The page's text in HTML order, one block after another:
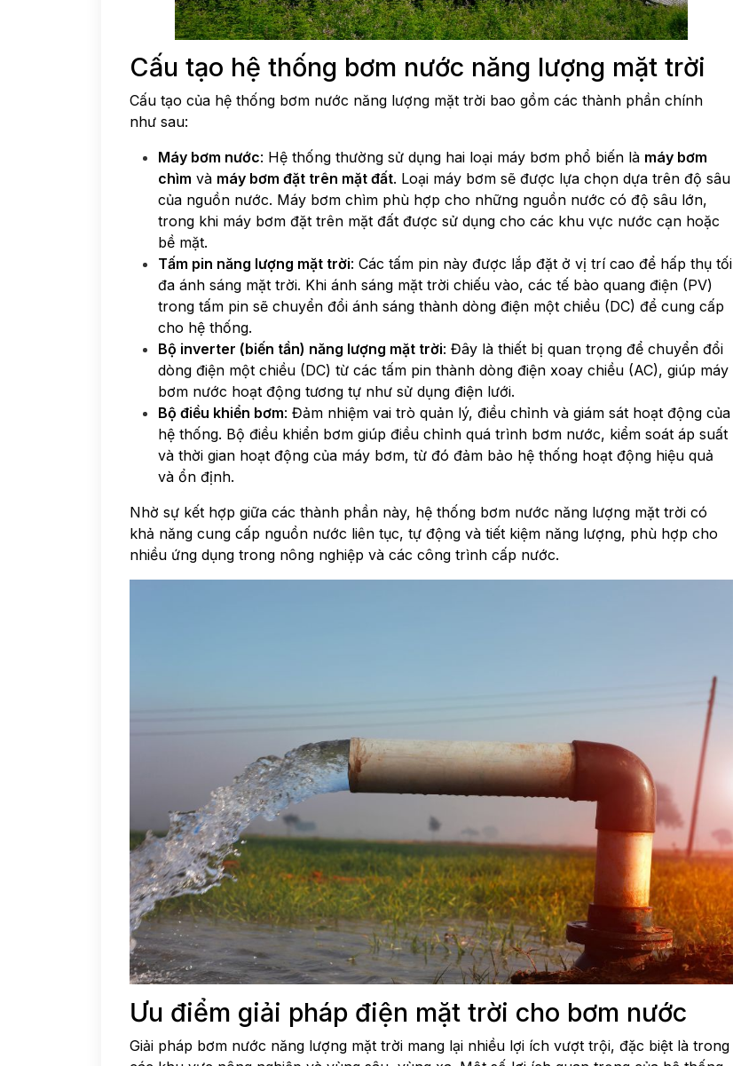
Cấu tạo hệ thống bơm nước năng lượng mặt trời
Cấu tạo của hệ thống bơm nước năng lượng mặt trời bao gồm các thành phần chính
như sau:
Máy bơm nước: Hệ thống thường sử dụng hai loại máy bơm phổ biến là máy bơm
chìm và máy bơm đặt trên mặt đất. Loại máy bơm sẽ được lựa chọn dựa trên độ sâu
của nguồn nước. Máy bơm chìm phù hợp cho những nguồn nước có độ sâu lớn,
trong khi máy bơm đặt trên mặt đất được sử dụng cho các khu vực nước cạn hoặc
bề mặt.
Tấm pin năng lượng mặt trời: Các tấm pin này được lắp đặt ở vị trí cao để hấp thụ tối
đa ánh sáng mặt trời. Khi ánh sáng mặt trời chiếu vào, các tế bào quang điện (PV)
trong tấm pin sẽ chuyển đổi ánh sáng thành dòng điện một chiều (DC) để cung cấp
cho hệ thống.
Bộ inverter (biến tần) năng lượng mặt trời: Đây là thiết bị quan trọng để chuyển đổi
dòng điện một chiều (DC) từ các tấm pin thành dòng điện xoay chiều (AC), giúp máy
bơm nước hoạt động tương tự như sử dụng điện lưới.
Bộ điều khiển bơm: Đảm nhiệm vai trò quản lý, điều chỉnh và giám sát hoạt động của
hệ thống. Bộ điều khiển bơm giúp điều chỉnh quá trình bơm nước, kiểm soát áp suất
và thời gian hoạt động của máy bơm, từ đó đảm bảo hệ thống hoạt động hiệu quả
và ổn định.
Nhờ sự kết hợp giữa các thành phần này, hệ thống bơm nước năng lượng mặt trời có
khả năng cung cấp nguồn nước liên tục, tự động và tiết kiệm năng lượng, phù hợp cho
nhiều ứng dụng trong nông nghiệp và các công trình cấp nước.
Ưu điểm giải pháp điện mặt trời cho bơm nước
Giải pháp bơm nước năng lượng mặt trời mang lại nhiều lợi ích vượt trội, đặc biệt là trong